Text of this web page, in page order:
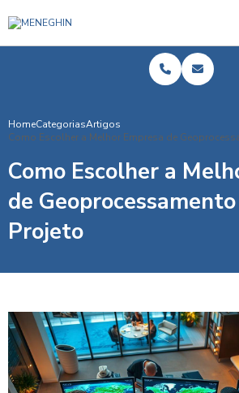
HomeCategoriasArtigos
Como Escolher a Melhor Empresa de
Como Escolher a
de
Projeto